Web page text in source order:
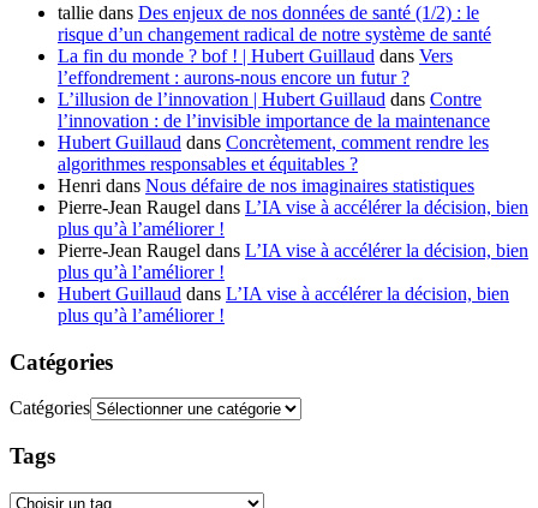
tallie dans Des enjeux de nos données de santé (1/2) : le
risque d’un changement radical de notre système de santé
La fin du monde ? bof ! | Hubert Guillaud dans Vers
l’effondrement : aurons-nous encore un futur ?
L’illusion de l’innovation | Hubert Guillaud dans Contre
l’innovation : de l’invisible importance de la maintenance
Hubert Guillaud dans Concrètement, comment rendre les
algorithmes responsables et équitables ?
Henri dans Nous défaire de nos imaginaires statistiques
Pierre-Jean Raugel dans L’IA vise à accélérer la décision, bien
plus qu’à l’améliorer !
Pierre-Jean Raugel dans L’IA vise à accélérer la décision, bien
plus qu’à l’améliorer !
Hubert Guillaud dans L’IA vise à accélérer la décision, bien
plus qu’à l’améliorer !
Catégories
Catégories
Tags